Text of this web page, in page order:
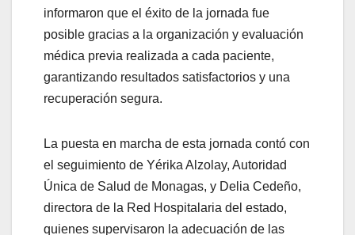
informaron que el éxito de la jornada fue
posible gracias a la organización y evaluación
médica previa realizada a cada paciente,
garantizando resultados satisfactorios y una
recuperación segura.
La puesta en marcha de esta jornada contó con
el seguimiento de Yérika Alzolay, Autoridad
Única de Salud de Monagas, y Delia Cedeño,
directora de la Red Hospitalaria del estado,
quienes supervisaron la adecuación de las